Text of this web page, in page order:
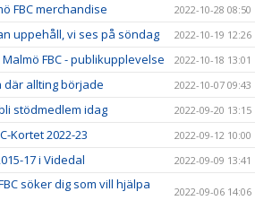
FBC merchandise 2022-10-28 08:50
uppehåll, vi ses på söndag 2022-10-19 12:26
FBC - publikupplevelse 2022-10-18 13:01
allting började 2022-10-07 09:43
stödmedlem idag 2022-09-20 13:15
Kortet 2022-23 2022-09-12 10:00
17 i Videdal 2022-09-09 13:41
söker dig som vill hjälpa
2022-09-06 14:06